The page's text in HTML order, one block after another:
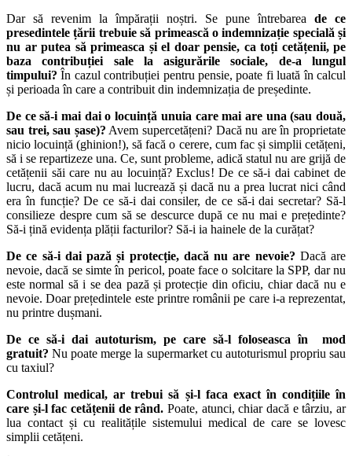
Dar să revenim la împărații noștri. Se pune întrebarea de ce
presedintele țării trebuie să primească o indemnizație specială și
nu ar putea să primeasca și el doar pensie, ca toți cetățenii, pe
baza contribuției sale la asigurările sociale, de-a lungul
timpului? În cazul contribuției pentru pensie, poate fi luată în calcul
și perioada în care a contribuit din indemnizația de președinte.
De ce să-i mai dai o locuință unuia care mai are una (sau două,
sau trei, sau șase)? Avem supercetățeni? Dacă nu are în proprietate
nicio locuință (ghinion!), să facă o cerere, cum fac și simplii cetățeni,
să i se repartizeze una. Ce, sunt probleme, adică statul nu are grijă de
cetățenii săi care nu au locuință? Exclus! De ce să-i dai cabinet de
lucru, dacă acum nu mai lucrează și dacă nu a prea lucrat nici când
era în funcție? De ce să-i dai consiler, de ce să-i dai secretar? Să-l
consilieze despre cum să se descurce după ce nu mai e prețedinte?
Să-i țină evidența plății facturilor? Să-i ia hainele de la curățat?
De ce să-i dai pază și protecție, dacă nu are nevoie? Dacă are
nevoie, dacă se simte în pericol, poate face o solcitare la SPP, dar nu
este normal să i se dea pază și protecție din oficiu, chiar dacă nu e
nevoie. Doar prețedintele este printre românii pe care i-a reprezentat,
nu printre dușmani.
De ce să-i dai autoturism, pe care să-l foloseasca în mod
gratuit? Nu poate merge la supermarket cu autoturismul propriu sau
cu taxiul?
Controlul medical, ar trebui să și-l faca exact în condițiile în
care și-l fac cetățenii de rând. Poate, atunci, chiar dacă e târziu, ar
lua contact și cu realitățile sistemului medical de care se lovesc
simplii cetățeni.